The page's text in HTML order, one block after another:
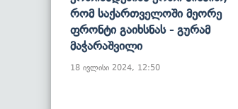
Რომ Საქართველოში Მეორე
Ფრონტი Გაიხსნას - Გურამ
Მაჭარაშვილი
18 ივლისი 2024, 12:50